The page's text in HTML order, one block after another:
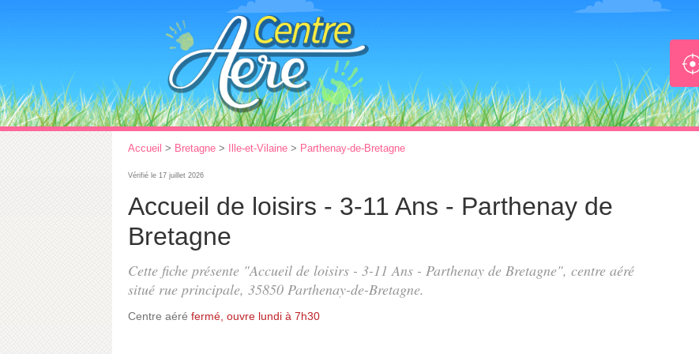
Accueil > Bretagne > Ille-et-Vilaine > Parthenay-de-Bretagne
Vérifié le 17 juillet 2026
Accueil de loisirs - 3-11 Ans - Parthenay de
Bretagne
Cette fiche présente "Accueil de loisirs - 3-11 Ans - Parthenay de Bretagne", centre aéré
situé rue principale, 35850 Parthenay-de-Bretagne.
Centre aéré fermé, ouvre lundi à 7h30